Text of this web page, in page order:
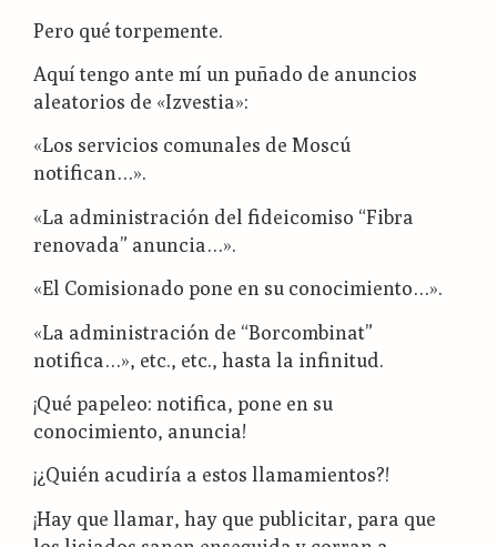
Pero qué torpemente.
Aquí tengo ante mí un puñado de anuncios
aleatorios de «Izvestia»:
«Los servicios comunales de Moscú
notifican…».
«La administración del fideicomiso “Fibra
renovada” anuncia…».
«El Comisionado pone en su conocimiento…».
«La administración de “Borcombinat”
notifica…», etc., etc., hasta la infinitud.
¡Qué papeleo: notifica, pone en su
conocimiento, anuncia!
¡¿Quién acudiría a estos llamamientos?!
¡Hay que llamar, hay que publicitar, para que